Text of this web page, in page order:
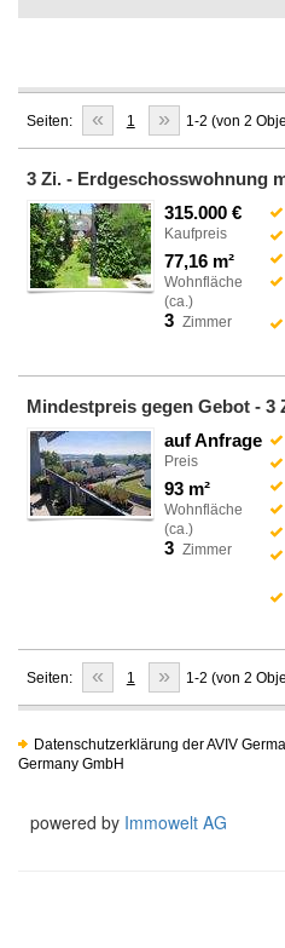
Seiten: « 1 » 1-2 (von 2
315.000 €
Kaufpreis
77,16 m²
Wohnfläche
(ca.)
3 Zimmer
auf Anfrage
Preis
93 m²
Wohnfläche
(ca.)
3 Zimmer
Seiten: « 1 » 1-2 (von 2
Datenschutzerklärung der AVIV
Germany GmbH
powered by Immowelt AG